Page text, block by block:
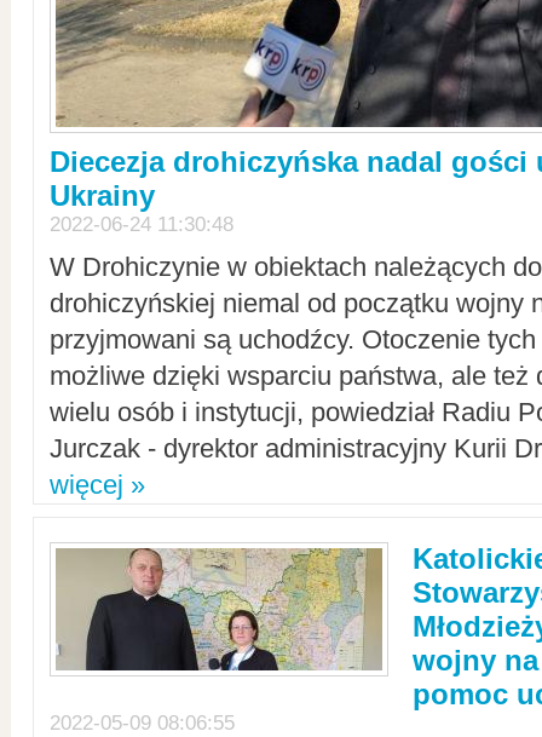
Diecezja drohiczyńska nadal gości
Ukrainy
2022-06-24 11:30:48
W Drohiczynie w obiektach należących
drohiczyńskiej niemal od początku wojny
przyjmowani są uchodźcy. Otoczenie
możliwe dzięki wsparciu państwa, ale też
wielu osób i instytucji, powiedział Radiu
Jurczak - dyrektor administracyjny Kurii
więcej »
wojny
pomoc
2022-05-09 08:06:55